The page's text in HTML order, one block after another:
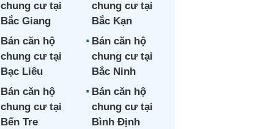
chung cư tại
Bắc Giang
chung cư tại
Bắc Kạn
Bán căn hộ
chung cư tại
Bạc Liêu
Bán căn hộ
chung cư tại
Bắc Ninh
Bán căn hộ
chung cư tại
Bến Tre
Bán căn hộ
chung cư tại
Bình Định